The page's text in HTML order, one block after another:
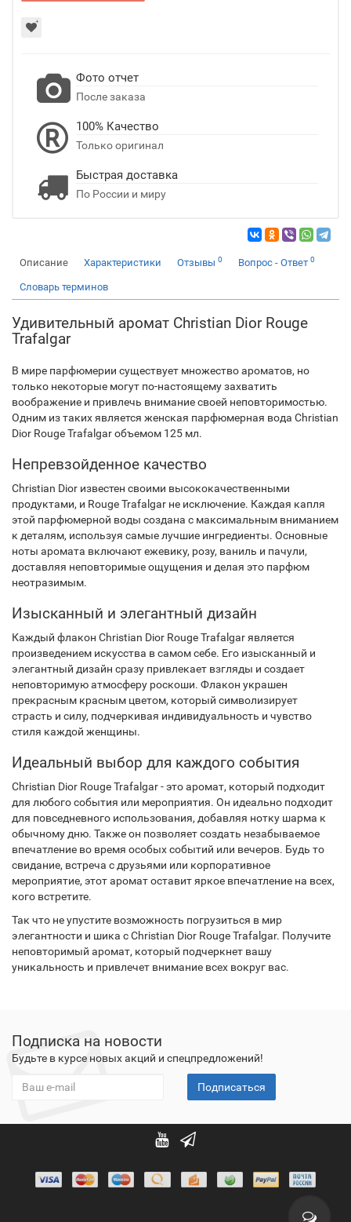
Фото отчет
После заказа
100% Качество
Только оригинал
Быстрая доставка
По России и миру
Описание Характеристики Отзывы 0 Вопрос - Ответ 0
Словарь терминов
Удивительный аромат Christian Dior Rouge
Trafalgar
В мире парфюмерии существует множество ароматов, но
только некоторые могут по-настоящему захватить
воображение и привлечь внимание своей неповторимостью.
Одним из таких является женская парфюмерная вода Christian
Dior Rouge Trafalgar объемом 125 мл.
Непревзойденное качество
Christian Dior известен своими высококачественными
продуктами, и Rouge Trafalgar не исключение. Каждая капля
этой парфюмерной воды создана с максимальным вниманием
к деталям, используя самые лучшие ингредиенты. Основные
ноты аромата включают ежевику, розу, ваниль и пачули,
доставляя неповторимые ощущения и делая это парфюм
неотразимым.
Изысканный и элегантный дизайн
Каждый флакон Christian Dior Rouge Trafalgar является
произведением искусства в самом себе. Его изысканный и
элегантный дизайн сразу привлекает взгляды и создает
неповторимую атмосферу роскоши. Флакон украшен
прекрасным красным цветом, который символизирует
страсть и силу, подчеркивая индивидуальность и чувство
стиля каждой женщины.
Идеальный выбор для каждого события
Christian Dior Rouge Trafalgar - это аромат, который подходит
для любого события или мероприятия. Он идеально подходит
для повседневного использования, добавляя нотку шарма к
обычному дню. Также он позволяет создать незабываемое
впечатление во время особых событий или вечеров. Будь то
свидание, встреча с друзьями или корпоративное
мероприятие, этот аромат оставит яркое впечатление на всех,
кого встретите.
Так что не упустите возможность погрузиться в мир
элегантности и шика с Christian Dior Rouge Trafalgar. Получите
неповторимый аромат, который подчеркнет вашу
уникальность и привлечет внимание всех вокруг вас.
Подписка на новости
Будьте в курсе новых акций и спецпредложений!
Подписаться